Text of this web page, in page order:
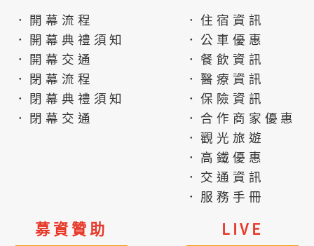
．開幕流程
．開幕典禮須知
．開幕交通
．閉幕流程
．閉幕典禮須知
．閉幕交通
．住宿資訊
．公車優惠
．餐飲資訊
．醫療資訊
．保險資訊
．合作商家優惠
．觀光旅遊
．高鐵優惠
．交通資訊
．服務手冊
募資贊助 LIVE